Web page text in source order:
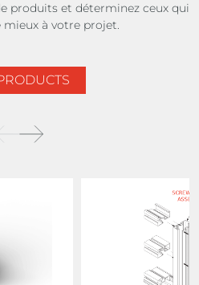
produits et déterminez ceux qui
à votre projet.